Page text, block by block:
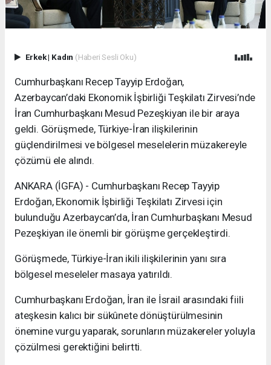
Erkek| Kadın (Haberi Sesli Oku)
Cumhurbaşkanı Recep Tayyip Erdoğan,
Azerbaycan’daki Ekonomik İşbirliği Teşkilatı Zirvesi’nde
İran Cumhurbaşkanı Mesud Pezeşkiyan ile bir araya
geldi. Görüşmede, Türkiye-İran ilişkilerinin
güçlendirilmesi ve bölgesel meselelerin müzakereyle
çözümü ele alındı.
ANKARA (İGFA) - Cumhurbaşkanı Recep Tayyip
Erdoğan, Ekonomik İşbirliği Teşkilatı Zirvesi için
bulunduğu Azerbaycan’da, İran Cumhurbaşkanı Mesud
Pezeşkiyan ile önemli bir görüşme gerçekleştirdi.
Görüşmede, Türkiye-İran ikili ilişkilerinin yanı sıra
bölgesel meseleler masaya yatırıldı.
Cumhurbaşkanı Erdoğan, İran ile İsrail arasındaki fiili
ateşkesin kalıcı bir sükûnete dönüştürülmesinin
önemine vurgu yaparak, sorunların müzakereler yoluyla
çözülmesi gerektiğini belirtti.